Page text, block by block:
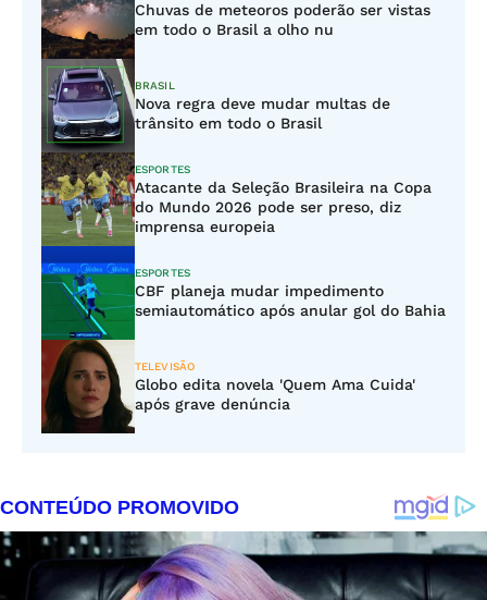
Chuvas de meteoros poderão ser vistas
em todo o Brasil a olho nu
BRASIL
Nova regra deve mudar multas de
trânsito em todo o Brasil
ESPORTES
Atacante da Seleção Brasileira na Copa
do Mundo 2026 pode ser preso, diz
imprensa europeia
ESPORTES
CBF planeja mudar impedimento
semiautomático após anular gol do Bahia
TELEVISÃO
Globo edita novela 'Quem Ama Cuida'
após grave denúncia